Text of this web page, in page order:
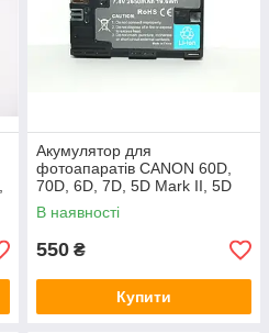
Акумулятор для
фотоапаратів CANON 60D,
70D, 6D, 7D, 5D Mark II, 5D
Mark III - LP-E6 (аналог) -
2650 ma
В наявності
550 ₴
Купити